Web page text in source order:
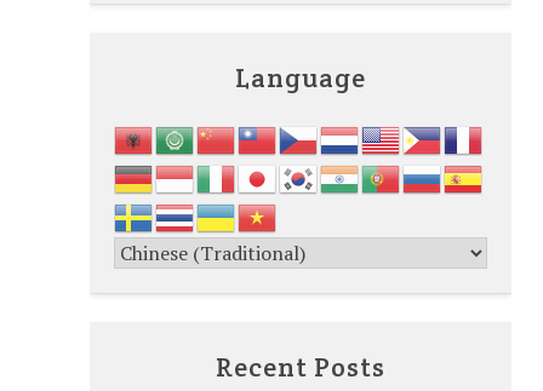
Language
Recent Posts